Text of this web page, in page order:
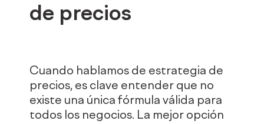
de precios
Cuando hablamos de estrategia de
precios, es clave entender que no
existe una única fórmula válida para
todos los negocios. La mejor opción